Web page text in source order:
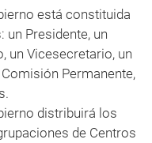
está constituida
Presidente, un
un Vicesecretario, un
Permanente,
distribuirá los
de Centros